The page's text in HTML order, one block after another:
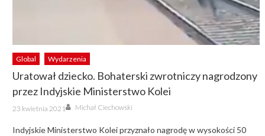
Global Wydarzenia
Uratował dziecko. Bohaterski zwrotniczy nagrodzony
przez Indyjskie Ministerstwo Kolei
Posted
on
23 kwietnia 2021 Author
Michał Ciechowski
Indyjskie Ministerstwo Kolei przyznało nagrodę w wysokości 50